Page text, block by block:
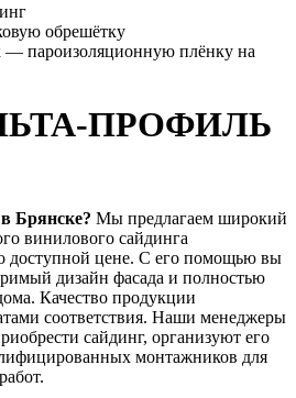
обрешётку
— пароизоляционную плёнку на
ПРОФИЛЬ
Брянске? Мы предлагаем широкий
винилового сайдинга
доступной цене. С его помощью вы
дизайн фасада и полностью
Качество продукции
соответствия. Наши менеджеры
сайдинг, организуют его
монтажников для